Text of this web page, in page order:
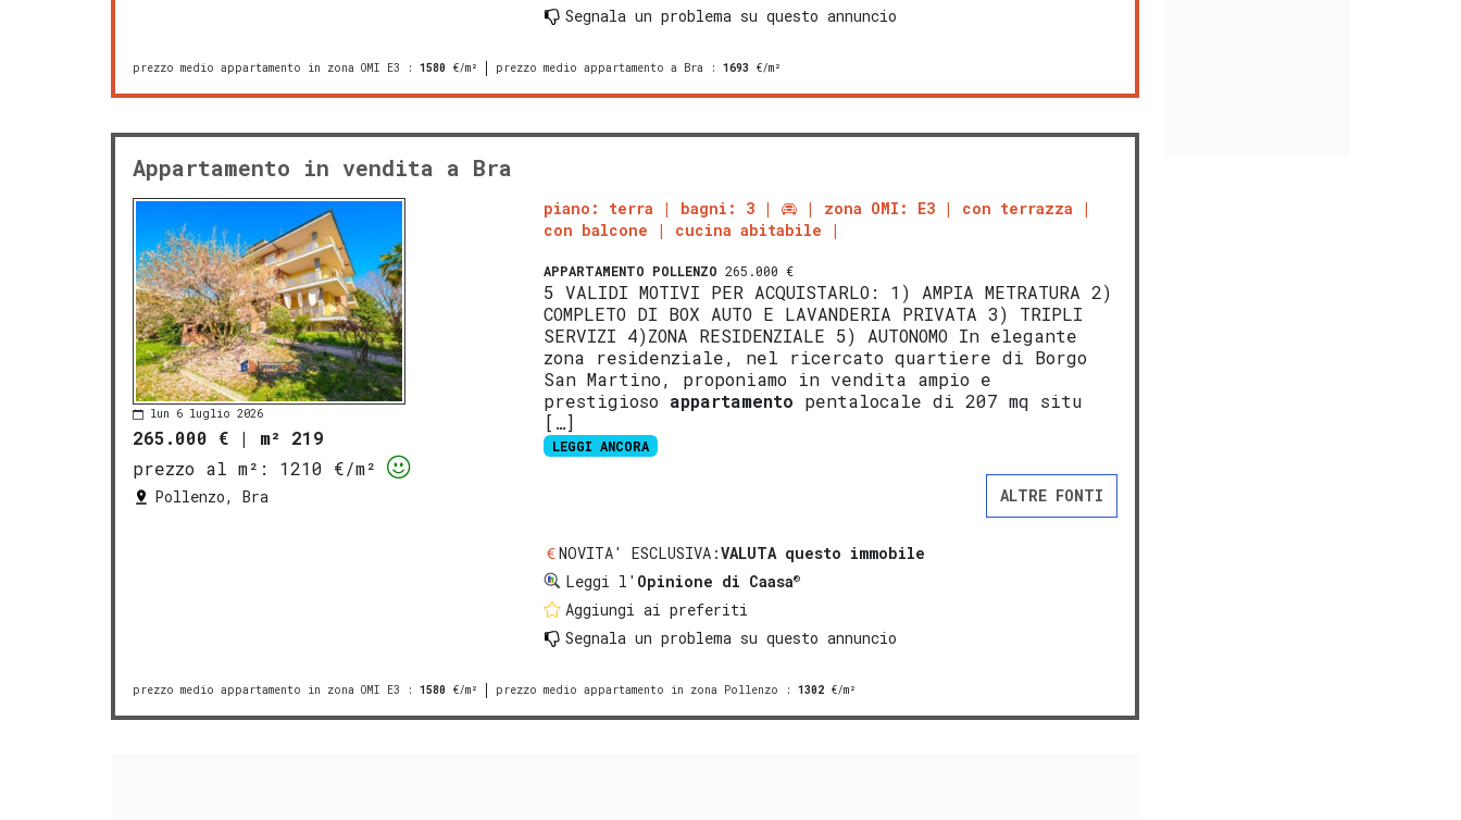
Segnala un problema su questo annuncio
prezzo medio appartamento in zona OMI E3 : 1580 €/m² prezzo medio appartamento a Bra : 1693 €/m²
Appartamento in vendita a Bra
lun 6 luglio 2026
265.000 € | m² 219
prezzo al m²:
1210 €/m²
Pollenzo, Bra
piano: terra bagni: 3 zona OMI: E3
con terrazza
con balcone
cucina abitabile
APPARTAMENTO POLLENZO 265.000 €
5 VALIDI MOTIVI PER ACQUISTARLO: 1) AMPIA METRATURA 2)
COMPLETO DI BOX AUTO E LAVANDERIA PRIVATA 3) TRIPLI
SERVIZI 4)ZONA RESIDENZIALE 5) AUTONOMO In elegante
zona residenziale, nel ricercato quartiere di Borgo
San Martino, proponiamo in vendita ampio e
prestigioso appartamento pentalocale di 207 mq situ
[…]
LEGGI ANCORA
ALTRE FONTI
NOVITA' ESCLUSIVA:VALUTA questo immobile
Leggi l' Opinione di Caasa®
Aggiungi ai preferiti
Segnala un problema su questo annuncio
prezzo medio appartamento in zona OMI E3 : 1580 €/m² prezzo medio appartamento in zona Pollenzo : 1302 €/m²